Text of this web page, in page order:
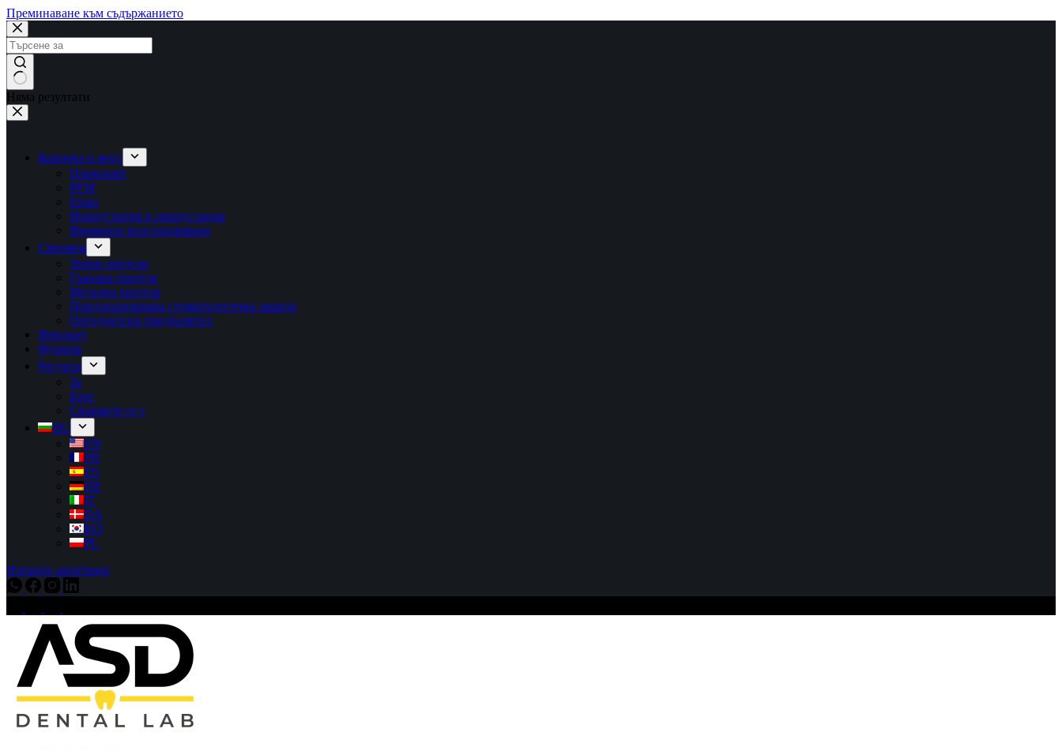
Преминаване към съдържанието
Няма резултати
Коронка и мост
Цирконий
PFM
Emax
Инкрустация и инкрустация
Временно възстановяване
Сменяем
Зъбни протези
Гъвкава протеза
Метална протеза
Персонализирана стоматологична защита
Ортодонтски предпазител
Имплант
Фурнир
Ресурси
За
Блог
Свържете се с
BG
EN
FR
ES
DE
IT
DA
KO
PL
Изпрати запитване